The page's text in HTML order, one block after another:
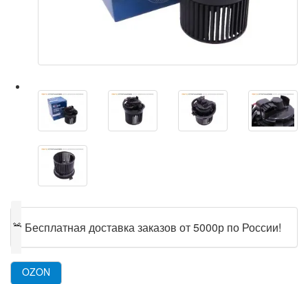
🎁 Бесплатная доставка заказов от 5000р по России!
OZON